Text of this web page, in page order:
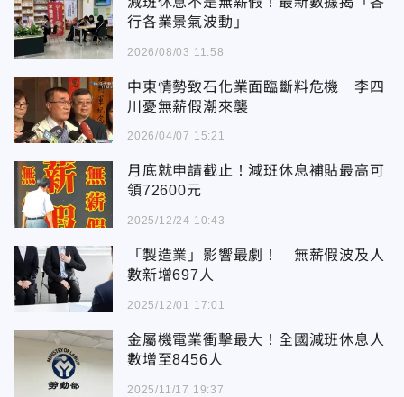
行各業景氣波動」
2026/08/03 11:58
中東情勢致石化業面臨斷料危機 李四
川憂無薪假潮來襲
2026/04/07 15:21
月底就申請截止！減班休息補貼最高可
領72600元
2025/12/24 10:43
「製造業」影響最劇！ 無薪假波及人
數新增697人
2025/12/01 17:01
金屬機電業衝擊最大！全國減班休息人
數增至8456人
2025/11/17 19:37